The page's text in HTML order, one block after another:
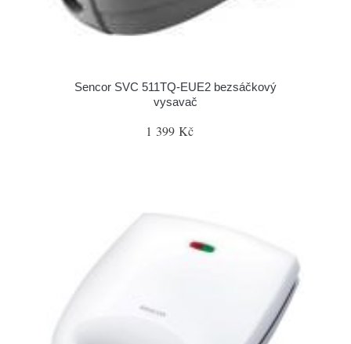
Sencor SVC 511TQ-EUE2 bezsáčkový
vysavač
1 399 Kč